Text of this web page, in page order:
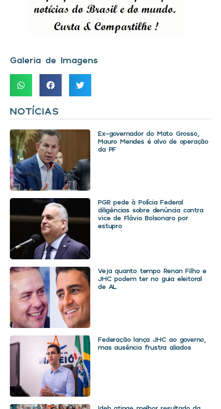
Galeria de Imagens
NOTÍCIAS
Ex-governador do Mato Grosso,
Mauro Mendes é alvo de operação
da PF
PGR pede à Polícia Federal
diligências sobre denúncia contra
vice de Flávio Bolsonaro por
estupro
Veja quanto tempo Renan Filho e
JHC podem ter no guia eleitoral
de AL
Federação lança JHC ao governo,
mas ausência frustra aliados